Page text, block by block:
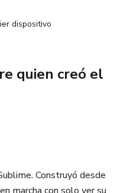
de espacio &
dispositivo
quien creó el
Construyó desde